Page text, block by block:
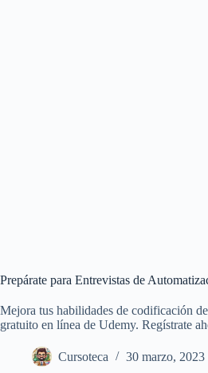
Prepárate para Entrevistas de
Mejora tus habilidades de codificación
gratuito en línea de Udemy. Regístrate
Cursoteca 30 marzo, 2023